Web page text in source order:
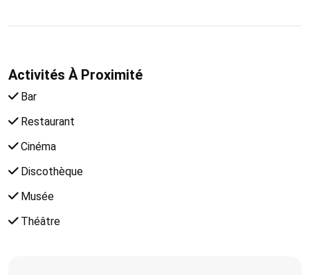
Activités À Proximité
Bar
Restaurant
Cinéma
Discothèque
Musée
Théâtre